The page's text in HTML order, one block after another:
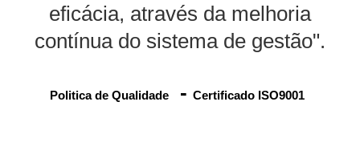
eficácia, através da melhoria
contínua do sistema de gestão".
Politica de Qualidade - Certificado ISO9001